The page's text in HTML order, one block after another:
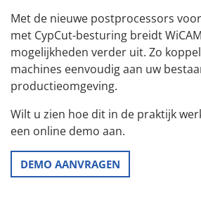
Met de nieuwe postprocessors
met CypCut-besturing breidt
mogelijkheden verder uit. Zo
machines eenvoudig aan uw
productieomgeving.
Wilt u zien hoe dit in de praktijk
een online demo aan.
DEMO AANVRAGEN